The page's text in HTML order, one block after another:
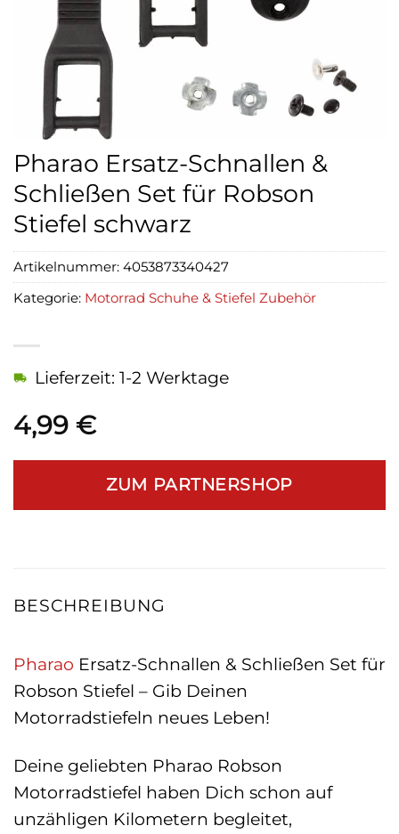
Pharao Ersatz-Schnallen &
Schließen Set für Robson
Stiefel schwarz
4,99 €
Lieferzeit: 1-2 Werktage
ZUM PARTNERSHOP
Artikelnummer: 4053873340427
Kategorie: Motorrad Schuhe & Stiefel Zubehör
BESCHREIBUNG
Pharao Ersatz-Schnallen & Schließen Set für
Robson Stiefel – Gib Deinen
Motorradstiefeln neues Leben!
Deine geliebten Pharao Robson
Motorradstiefel haben Dich schon auf
unzähligen Kilometern begleitet,